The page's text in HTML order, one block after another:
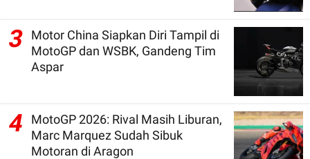
3
Motor China Siapkan Diri Tampil di
MotoGP dan WSBK, Gandeng Tim
Aspar
4
MotoGP 2026: Rival Masih Liburan,
Marc Marquez Sudah Sibuk
Motoran di Aragon